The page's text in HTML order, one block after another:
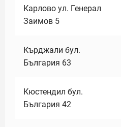
Карлово ул. Генерал
Заимов 5
Кърджали бул.
България 63
Кюстендил бул.
България 42